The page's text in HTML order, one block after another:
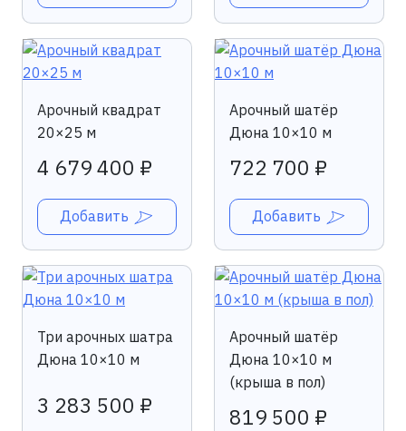
Арочный квадрат
20×25 м
4 679 400 ₽
Добавить
Арочный шатёр
Дюна 10×10 м
722 700 ₽
Добавить
Три арочных шатра
Дюна 10×10 м
3 283 500 ₽
Арочный шатёр
Дюна 10×10 м
(крыша в пол)
819 500 ₽